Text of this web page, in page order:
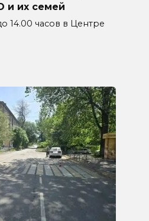
и их семей
14.00 часов в Центре